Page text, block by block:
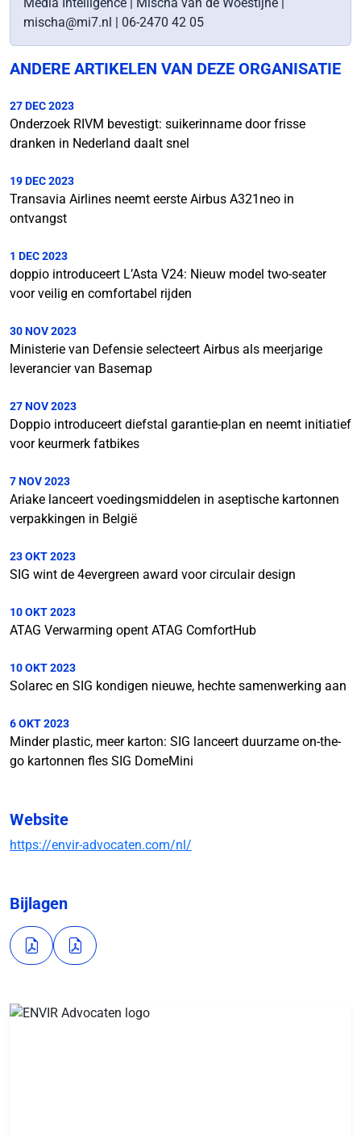
mischa@mi7.nl | 06-2470 42 05
ANDERE ARTIKELEN VAN DEZE ORGANISATIE
27 DEC 2023
Onderzoek RIVM bevestigt: suikerinname door frisse
dranken in Nederland daalt snel
19 DEC 2023
Transavia Airlines neemt eerste Airbus A321neo in
ontvangst
1 DEC 2023
doppio introduceert L’Asta V24: Nieuw model two-seater
voor veilig en comfortabel rijden
30 NOV 2023
Ministerie van Defensie selecteert Airbus als meerjarige
leverancier van Basemap
27 NOV 2023
Doppio introduceert diefstal garantie-plan en neemt initiatief
voor keurmerk fatbikes
7 NOV 2023
Ariake lanceert voedingsmiddelen in aseptische kartonnen
verpakkingen in België
23 OKT 2023
SIG wint de 4evergreen award voor circulair design
10 OKT 2023
ATAG Verwarming opent ATAG ComfortHub
10 OKT 2023
Solarec en SIG kondigen nieuwe, hechte samenwerking aan
6 OKT 2023
Minder plastic, meer karton: SIG lanceert duurzame on-the-
go kartonnen fles SIG DomeMini
Website
https://envir-advocaten.com/nl/
Bijlagen